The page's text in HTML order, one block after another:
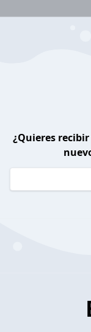
¿Quieres